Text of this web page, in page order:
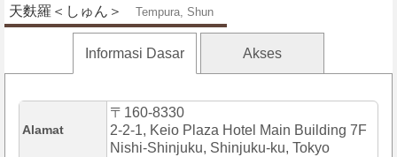
天麩羅＜しゅん＞ Tempura, Shun
Informasi Dasar Akses
Alamat
〒160-8330
2-2-1, Keio Plaza Hotel Main Building 7F
Nishi-Shinjuku, Shinjuku-ku, Tokyo